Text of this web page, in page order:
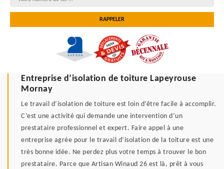
Entreprise d’isolation de toiture Lapeyrouse
Mornay
Le travail d’isolation de toiture est loin d’être facile à accomplir.
C’est une activité qui demande une intervention d’un
prestataire professionnel et expert. Faire appel à une
entreprise agrée pour le travail d’isolation de la toiture est une
très bonne idée. Ne perdez plus votre temps à trouver le bon
prestataire. Parce que Artisan Winaud 26 est là, prêt à vous